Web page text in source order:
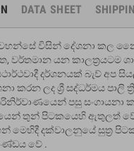
DATA SHEET
විසින් දේශනා කල
වර්තමාන යන කාලත්‍රයටම
දර්ශනයක් බැව් අප
කරන ලද ශ්‍රී සද්ධර්මය පාලි
පසු සංගායනා
තුන් පිටකයෙහි ඇතුලත්
මෙහිදී දක්වාලනුයේ සුත්‍ර
වේ .